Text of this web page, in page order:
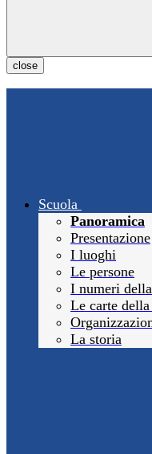
close
Scuola
Panoramica
Presentazione
I luoghi
Le persone
I numeri
Le carte della
La storia